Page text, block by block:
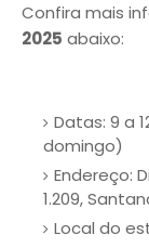
Confira mais
2025 abaixo:
Datas: 9 a
domingo)
Endereço:
1.209,
Local do